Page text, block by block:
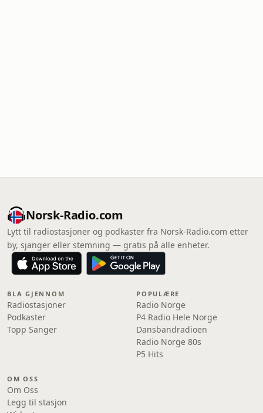
Norsk-Radio.com
Lytt til radiostasjoner og podkaster fra Norsk-Radio.com etter
by, sjanger eller stemning — gratis på alle enheter.
BLA GJENNOM
Radiostasjoner
Podkaster
Topp Sanger
POPULÆRE
Radio Norge
P4 Radio Hele Norge
Dansbandradioen
Radio Norge 80s
P5 Hits
OM OSS
Om Oss
Legg til stasjon